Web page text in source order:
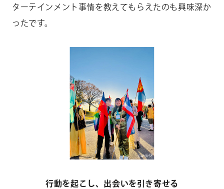
ターテインメント事情を教えてもらえたのも興味深か
ったです。
行動を起こし、出会いを引き寄せる